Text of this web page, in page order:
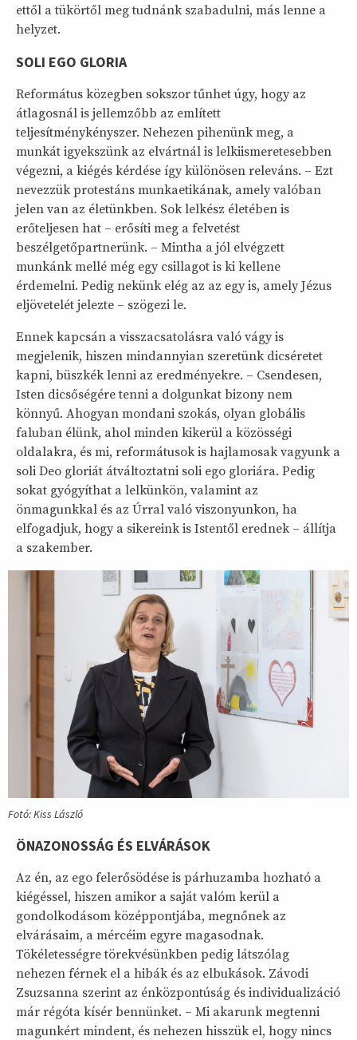
ettől a tükörtől meg tudnánk szabadulni, más lenne a
helyzet.
SOLI EGO GLORIA
Református közegben sokszor tűnhet úgy, hogy az
átlagosnál is jellemzőbb az említett
teljesítménykényszer. Nehezen pihenünk meg, a
munkát igyekszünk az elvártnál is lelkiismeretesebben
végezni, a kiégés kérdése így különösen releváns. – Ezt
nevezzük protestáns munkaetikának, amely valóban
jelen van az életünkben. Sok lelkész életében is
erőteljesen hat – erősíti meg a felvetést
beszélgetőpartnerünk. – Mintha a jól elvégzett
munkánk mellé még egy csillagot is ki kellene
érdemelni. Pedig nekünk elég az az egy is, amely Jézus
eljövetelét jelezte – szögezi le.
Ennek kapcsán a visszacsatolásra való vágy is
megjelenik, hiszen mindannyian szeretünk dicséretet
kapni, büszkék lenni az eredményekre. – Csendesen,
Isten dicsőségére tenni a dolgunkat bizony nem
könnyű. Ahogyan mondani szokás, olyan globális
faluban élünk, ahol minden kikerül a közösségi
oldalakra, és mi, reformátusok is hajlamosak vagyunk a
soli Deo gloriát átváltoztatni soli ego gloriára. Pedig
sokat gyógyíthat a lelkünkön, valamint az
önmagunkkal és az Úrral való viszonyunkon, ha
elfogadjuk, hogy a sikereink is Istentől erednek – állítja
a szakember.
Fotó: Kiss László
ÖNAZONOSSÁG ÉS ELVÁRÁSOK
Az én, az ego felerősödése is párhuzamba hozható a
kiégéssel, hiszen amikor a saját valóm kerül a
gondolkodásom középpontjába, megnőnek az
elvárásaim, a mércéim egyre magasodnak.
Tökéletességre törekvésünkben pedig látszólag
nehezen férnek el a hibák és az elbukások. Závodi
Zsuzsanna szerint az énközpontúság és individualizáció
már régóta kísér bennünket. – Mi akarunk megtenni
magunkért mindent, és nehezen hisszük el, hogy nincs